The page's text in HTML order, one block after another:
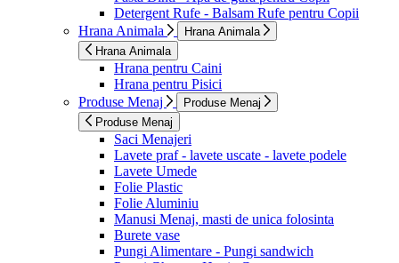
Detergent Rufe - Balsam Rufe pentru Copii
Hrana Animala
Hrana Animala
Hrana Animala
Hrana pentru Caini
Hrana pentru Pisici
Produse Menaj
Produse Menaj
Produse Menaj
Saci Menajeri
Lavete praf - lavete uscate - lavete podele
Lavete Umede
Folie Plastic
Folie Aluminiu
Manusi Menaj, masti de unica folosinta
Burete vase
Pungi Alimentare - Pungi sandwich